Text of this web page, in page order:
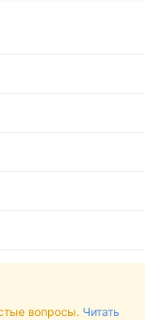
вопросы. Читать